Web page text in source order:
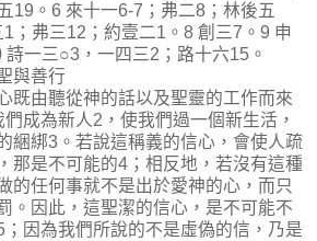
19。6 來十一6-7；弗二8；林後五
；弗三12；約壹二1。8 創三7。9 申
一三○3，一四三2；路十六15。
與善行
既由聽從神的話以及聖靈的工作而來
成為新人2，使我們過一個新生活，
綑綁3。若說這稱義的信心，會使人疏
那是不可能的4；相反地，若沒有這種
的任何事就不是出於愛神的心，而只
。因此，這聖潔的信心，是不可能不
因為我們所說的不是虛偽的信，乃是